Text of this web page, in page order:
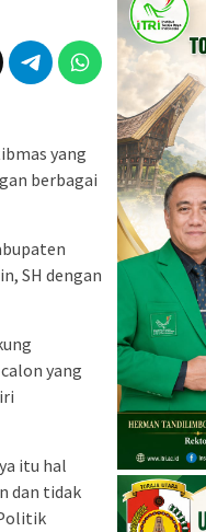
yang
berbagai
SH dengan
yang
itu hal
dan tidak